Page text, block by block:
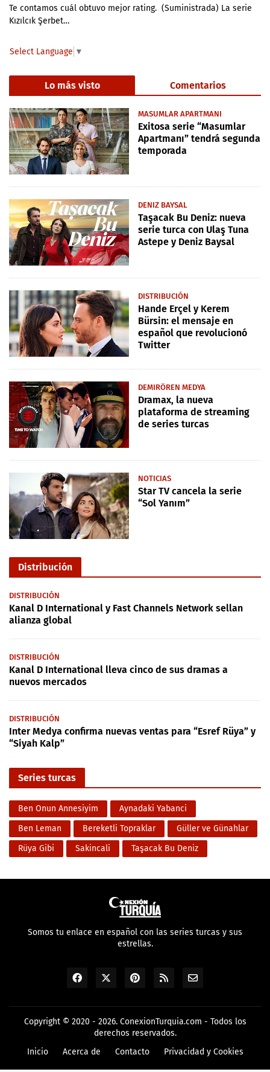
Te contamos cuál obtuvo mejor rating. (Suministrada) La serie
Kızılcık Şerbet…
Select Language ▼
Lo más visto Comentarios
MASUMLAR APARTMANI
Exitosa serie “Masumlar
Apartmanı” tendrá segunda
temporada
DENIZ BAYSAL
Taşacak Bu Deniz: nueva
serie turca con Ulaş Tuna
Astepe y Deniz Baysal
DISTRIBUCIÓN
Hande Erçel y Kerem
Bürsin: el mensaje en
español que revolucionó
Twitter
DEMIRÖREN MEDYA
Dramax, la nueva
plataforma de streaming
de series turcas
NOTICIAS
Star TV cancela la serie
“Sol Yanım”
Distribución
DISTRIBUCIÓN
Kanal D International y Fast Channels Network sellan
alianza global
DISTRIBUCIÓN
Kanal D International lleva cinco de sus dramas a
nuevos mercados
DISTRIBUCIÓN
Inter Medya confirma nuevas ventas para “Esref Rüya” y
“Siyah Kalp”
Series turcas
Ben Onun Annesiyim
Aynadaki Yabanci
Ben Leman
Bereketli Topraklar
Güller ve Günahlar
Rüya Gibi
Sakincali Taşacak Bu Deniz
Somos tu enlace en español con las series turcas y sus
estrellas.
Copyright © 2020 - 2026. ConexionTurquia.com - Todos los
derechos reservados.
Inicio
Acerca de Contacto Privacidad y Cookies